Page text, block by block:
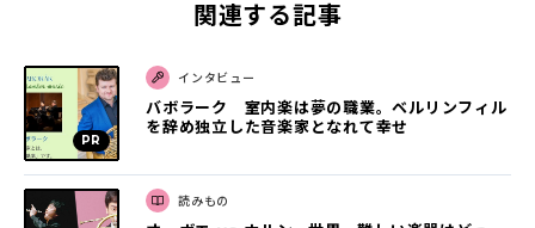
関連する記事
インタビュー
バボラーク 室内楽は夢の職業。ベルリンフィル
を辞め独立した音楽家となれて幸せ
読みもの